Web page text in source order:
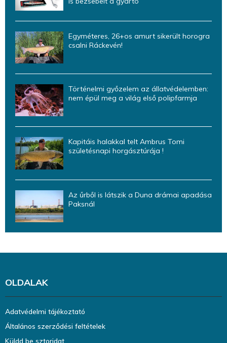
Egyméteres, 26+os amurt sikerült horogra
csalni Ráckevén!
Történelmi győzelem az állatvédelemben:
nem épül meg a világ első polipfarmja
Kapitáis halakkal telt Ambrus Tomi
születésnapi horgásztúrája !
Az űrből is látszik a Duna drámai apadása
Paksnál
OLDALAK
Adatvédelmi tájékoztató
Általános szerződési feltételek
Küldd be sztoridat